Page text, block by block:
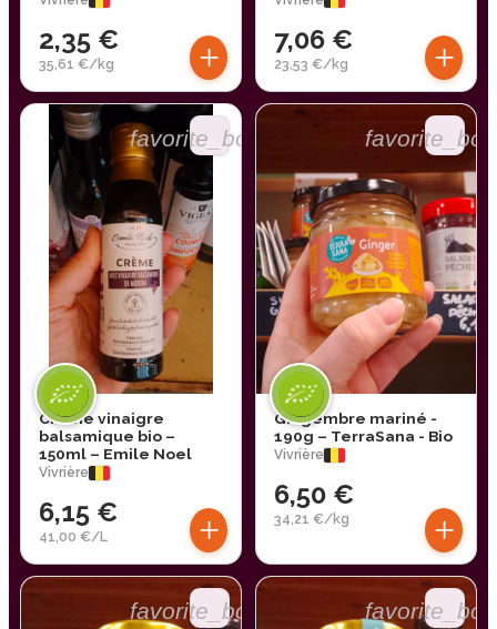
2,35 €
35,61 €/kg + 7,06 €
23,53 €/kg +
favorite_border
Crème vinaigre
balsamique bio –
150ml – Emile Noel
Vivrière
6,15 €
41,00 €/L +
Gingembre mariné -
190g – TerraSana - Bio
Vivrière
6,50 €
34,21 €/kg +
favorite_border